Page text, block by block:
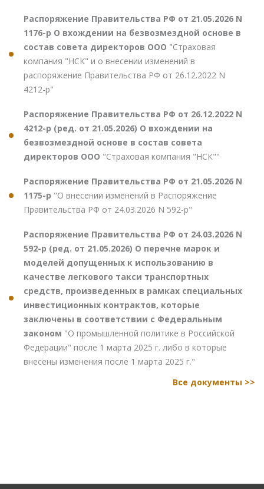
Распоряжение Правительства РФ от 21.05.2026 N
1176-р О вхождении на безвозмездной основе в
состав совета директоров ООО "Страховая
компания "НСК" и о внесении изменений в
распоряжение Правительства РФ от 26.12.2022 N
4212-р"
Распоряжение Правительства РФ от 26.12.2022 N
4212-р (ред. от 21.05.2026) О вхождении на
безвозмездной основе в состав совета
директоров ООО "Страховая компания "НСК""
Распоряжение Правительства РФ от 21.05.2026 N
1175-р "О внесении изменений в Распоряжение
Правительства РФ от 24.03.2026 N 592-р"
Распоряжение Правительства РФ от 24.03.2026 N
592-р (ред. от 21.05.2026) О перечне марок и
моделей допущенных к использованию в
качестве легкового такси транспортных
средств, произведенных в рамках специальных
инвестиционных контрактов, которые
заключены в соответствии с Федеральным
законом "О промышленной политике в Российской
Федерации" после 1 марта 2025 г. либо в которые
внесены изменения после 1 марта 2025 г."
Все документы >>